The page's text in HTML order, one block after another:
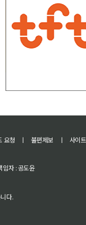
요청 ㅣ 불편제보 ㅣ
사이
임자 : 공도윤
다.